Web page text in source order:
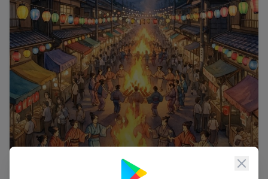
閉じ